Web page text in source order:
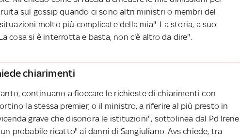
sul gossip quando ci sono altri ministri o membri del
molto più complicate della mia". La storia, a suo
cosa si è interrotta e basta, non c'è altro da dire".
chiarimenti
continuano a fioccare le richieste di chiarimenti con
la stessa premier, o il ministro, a riferire al più presto in
grave che disonora le istituzioni", sottolinea dal Pd Irene
probabile ricatto" ai danni di Sangiuliano. Avs chiede, tra